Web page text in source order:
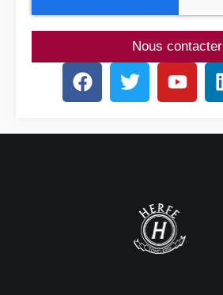
Nous contacter